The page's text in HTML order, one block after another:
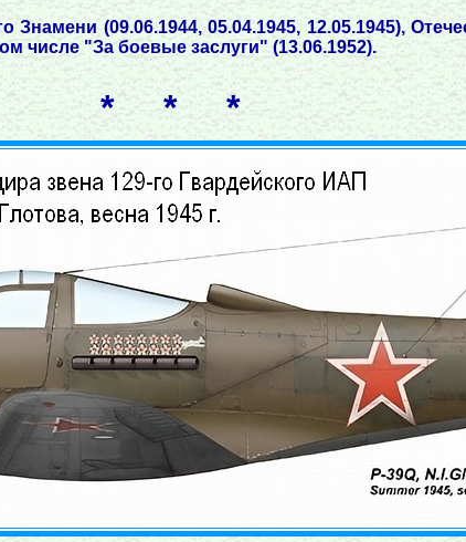
Знамени (09.06.1944, 05.04.1945, 12.05.1945),
числе "За боевые заслуги" (13.06.1952).
* * *